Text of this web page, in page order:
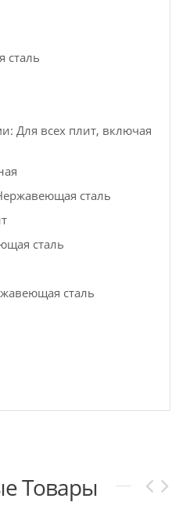
сталь
Для всех плит, включая
сталь
сталь
сталь
Товары